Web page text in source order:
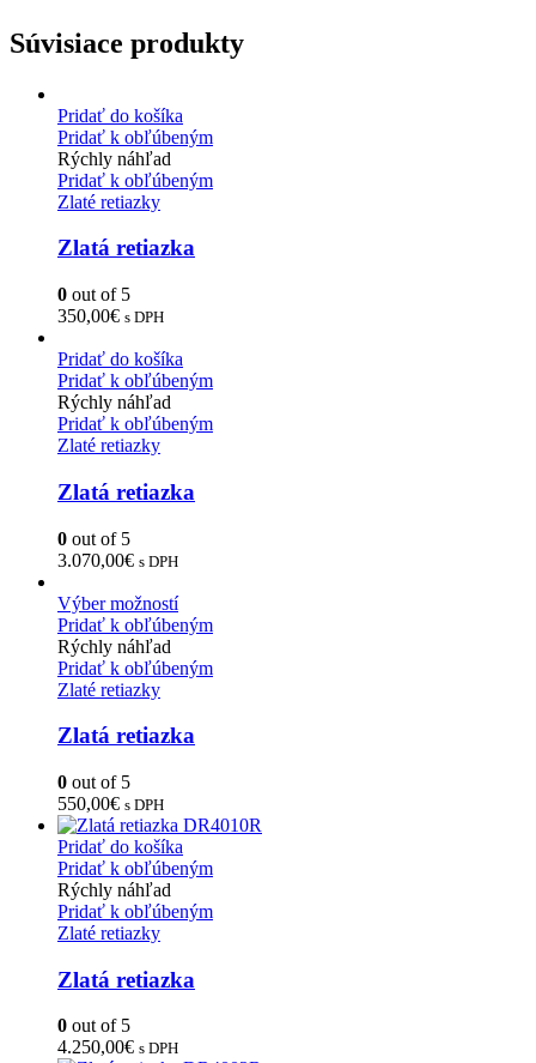
Súvisiace produkty
Pridať do košíka
Pridať k obľúbeným
Rýchly náhľad
Pridať k obľúbeným
Zlaté retiazky
Zlatá retiazka
0 out of 5
350,00€ s DPH
Pridať do košíka
Pridať k obľúbeným
Rýchly náhľad
Pridať k obľúbeným
Zlaté retiazky
Zlatá retiazka
0 out of 5
3.070,00€ s DPH
Výber možností
Pridať k obľúbeným
Rýchly náhľad
Pridať k obľúbeným
Zlaté retiazky
Zlatá retiazka
0 out of 5
550,00€ s DPH
Pridať do košíka
Pridať k obľúbeným
Rýchly náhľad
Pridať k obľúbeným
Zlaté retiazky
Zlatá retiazka
0 out of 5
4.250,00€ s DPH